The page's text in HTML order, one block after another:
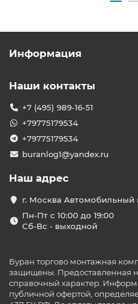
Информация
Наши контакты
+7 (495) 989-16-51
+79775179534
+79775179534
buranlog1@yandex.ru
Наш адрес
г. Москва Автомобильный
Пн-Пт с 10:00 до 19:00
Сб-Вс - выходной
Буран торгово монтажная
защищены. Предоставленная
справочный характер.
публичной офертой,